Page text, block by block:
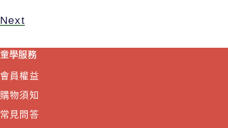
Next
童學服務
會員權益
購物須知
常見問答